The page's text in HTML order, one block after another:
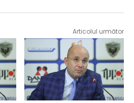
Articolul următor